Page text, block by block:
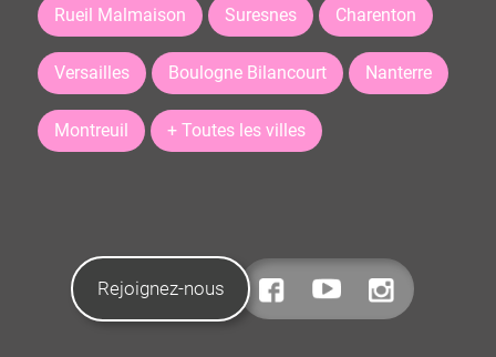
Rueil Malmaison Suresnes Charenton
Versailles Boulogne Bilancourt Nanterre
Montreuil + Toutes les villes
Rejoignez-nous